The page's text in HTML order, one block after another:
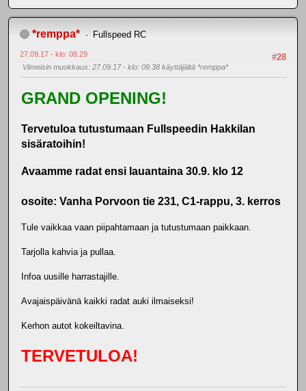
*remppa* Fullspeed RC
#28
27.09.17 - klo: 08.29
Viimeisin muokkaus: 27.09.17 - klo: 09.38 käyttäjältä *remppa*
GRAND OPENING!
Tervetuloa tutustumaan Fullspeedin Hakkilan
sisäratoihin!
Avaamme radat ensi lauantaina 30.9. klo 12
osoite: Vanha Porvoon tie 231, C1-rappu, 3. kerros
Tule vaikkaa vaan piipahtamaan ja tutustumaan paikkaan.
Tarjolla kahvia ja pullaa.
Infoa uusille harrastajille.
Avajaispäivänä kaikki radat auki ilmaiseksi!
Kerhon autot kokeiltavina.
TERVETULOA!